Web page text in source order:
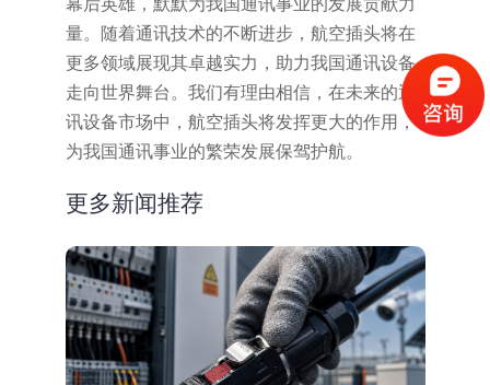
幕后英雄，默默为我国通讯事业的发展贡献力
量。随着通讯技术的不断进步，航空插头将在
更多领域展现其卓越实力，助力我国通讯设备
走向世界舞台。我们有理由相信，在未来的通
讯设备市场中，航空插头将发挥更大的作用，
为我国通讯事业的繁荣发展保驾护航。
更多新闻推荐